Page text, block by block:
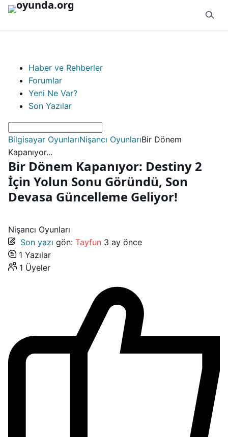
İçeriğe geç
Haber ve Rehberler
Forumlar
Yeni Ne Var?
Son Yazılar
Bilgisayar OyunlarıNişancı OyunlarıBir Dönem
Kapanıyor...
Bir Dönem Kapanıyor: Destiny 2
İçin Yolun Sonu Göründü, Son
Devasa Güncelleme Geliyor!
Nişancı Oyunları
Son yazı gön: Tayfun 3 ay önce
1 Yazılar
1 Üyeler